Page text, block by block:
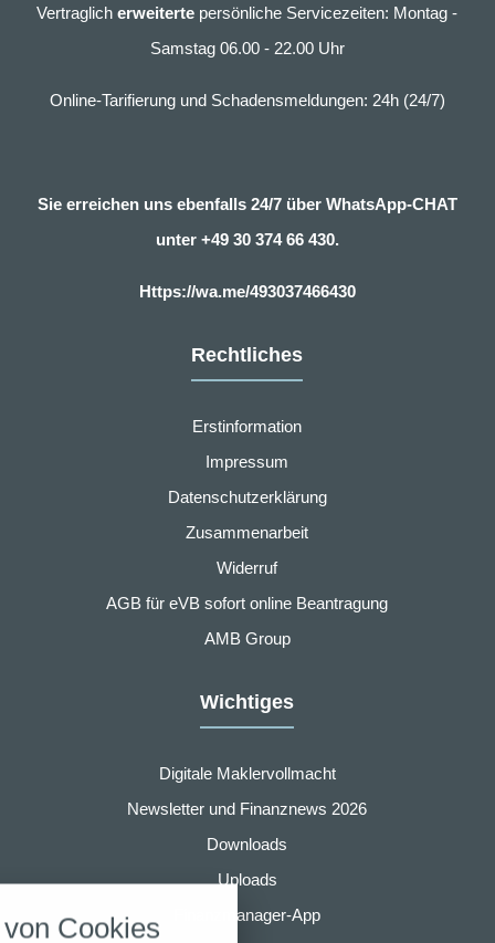
Vertraglicherweiterte persönliche Servicezeiten: Montag -
Samstag 06.00 - 22.00 Uhr
Online-Tarifierung und Schadensmeldungen: 24h (24/7)
Sie erreichen uns ebenfalls 24/7 über WhatsApp-CHAT
unter +49 30 374 66 430.
Https://wa.me/493037466430
Rechtliches
Erstinformation
Impressum
Datenschutzerklärung
Zusammenarbeit
Widerruf
AGB für eVB sofort online Beantragung
AMB Group
Wichtiges
Digitale Maklervollmacht
Newsletter und Finanznews 2026
Downloads
Uploads
Finanzmanager-App
Cookies
folgende Kategorien zu